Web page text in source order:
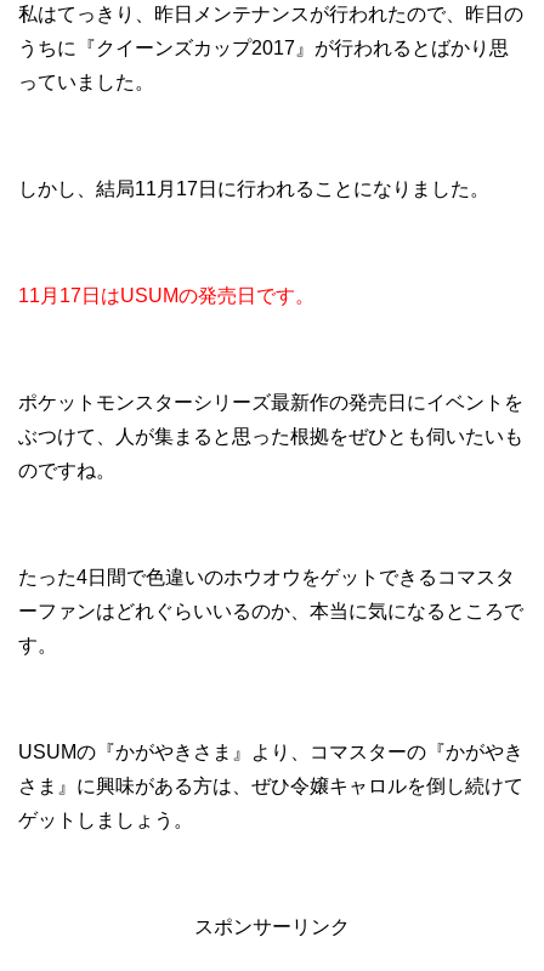
私はてっきり、昨日メンテナンスが行われたので、昨日の
うちに『クイーンズカップ2017』が行われるとばかり思
っていました。
しかし、結局11月17日に行われることになりました。
11月17日はUSUMの発売日です。
ポケットモンスターシリーズ最新作の発売日にイベントを
ぶつけて、人が集まると思った根拠をぜひとも伺いたいも
のですね。
たった4日間で色違いのホウオウをゲットできるコマスタ
ーファンはどれぐらいいるのか、本当に気になるところで
す。
USUMの『かがやきさま』より、コマスターの『かがやき
さま』に興味がある方は、ぜひ令嬢キャロルを倒し続けて
ゲットしましょう。
スポンサーリンク